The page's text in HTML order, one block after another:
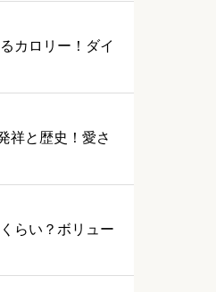
カロリー！ダイ
祥と歴史！愛さ
らい？ボリュー